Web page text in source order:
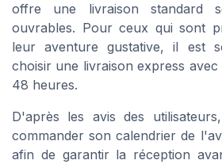
offre une livraison
ouvrables. Pour ceux qui sont
leur aventure gustative, il est
choisir une livraison express
48 heures.
D'après les avis des
commander son calendrier de
afin de garantir la réception